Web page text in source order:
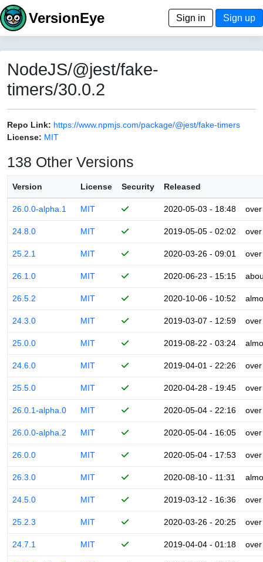
VersionEye Sign in Sign up
NodeJS/@jest/fake-
timers/30.0.2
Repo Link: https://www.npmjs.com/package/@jest/fake-timers
License: MIT
138 Other Versions
Version License Security Released
26.0.0-alpha.1 MIT 2020-05-03 - 18:48
24.8.0 MIT 2019-05-05 - 02:02
25.2.1 MIT 2020-03-26 - 09:01
26.1.0 MIT 2020-06-23 - 15:15
26.5.2 MIT 2020-10-06 - 10:52
24.3.0 MIT 2019-03-07 - 12:59
25.0.0 MIT 2019-08-22 - 03:24
24.6.0 MIT 2019-04-01 - 22:26
25.5.0 MIT 2020-04-28 - 19:45
26.0.1-alpha.0 MIT 2020-05-04 - 22:16
26.0.0-alpha.2 MIT 2020-05-04 - 16:05
26.0.0 MIT 2020-05-04 - 17:53
26.3.0 MIT 2020-08-10 - 11:31
24.5.0 MIT 2019-03-12 - 16:36
25.2.3 MIT 2020-03-26 - 20:25
24.7.1 MIT 2019-04-04 - 01:18